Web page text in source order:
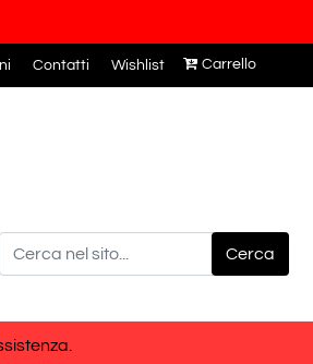
Contatti Wishlist Carrello